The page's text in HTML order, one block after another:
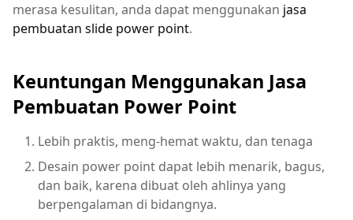
merasa kesulitan, anda dapat menggunakan jasa
pembuatan slide power point.
Keuntungan Menggunakan Jasa
Pembuatan Power Point
Lebih praktis, meng-hemat waktu, dan tenaga
Desain power point dapat lebih menarik, bagus,
dan baik, karena dibuat oleh ahlinya yang
berpengalaman di bidangnya.